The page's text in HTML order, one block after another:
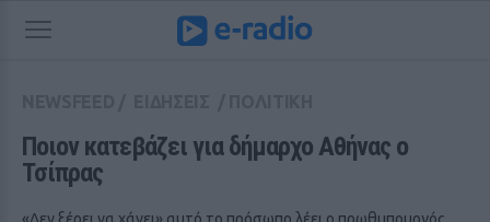
Ποιον κατεβάζει για δήμαρχο Αθήνας ο
Τσίπρας